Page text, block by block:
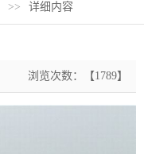
>> 详细内容
浏览次数：【1789】